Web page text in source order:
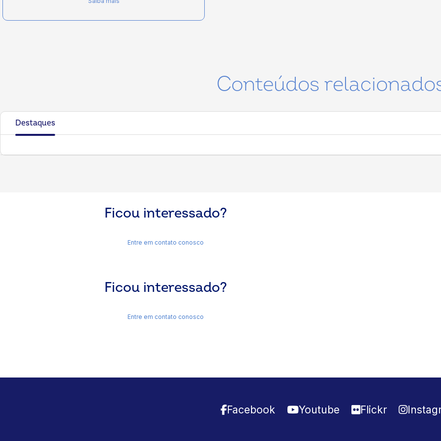
Conteúdos
Destaques
Ficou interessado?
Entre em contato conosco
Ficou interessado?
Entre em contato conosco
Facebook Youtube Flickr